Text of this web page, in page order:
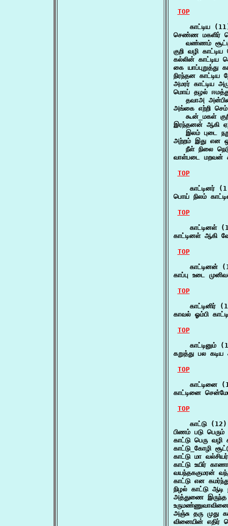
TOP
காட்டிய
செண்ண மகளிர்
வண்ணம்
குறி வழி
கல்லின்
கை
நிரந்தன
அமரர் காட்டிய
மொய் தழல்
தவாஅ
அங்கை எற்றி
கூன்_மகள்
இரந்தனன் ஆகி
இலம் புடை
அற்றம் இது என
நீள் நிலை
வாள்படை மறவன்
TOP
காட்டினர்
பொய் நிலம்
TOP
காட்டினள்
காட்டினள் ஆகி
TOP
காட்டினன்
காப்பு உடை
TOP
காட்டினிர்
காவல் ஓம்பி
TOP
காட்டினும்
கறுத்து பல
TOP
காட்டினை
காட்டினை
TOP
    காட்டு (12)
பிணம் படு
காட்டு பெரு
காட்டு_கோழி
காட்டு மா
காட்டு உயிர்
வயந்தககுமரன்
காட்டு என
நிழல் காட்டு
அத்துணை
அஞ்சு தரு
வினையின் எதிர்